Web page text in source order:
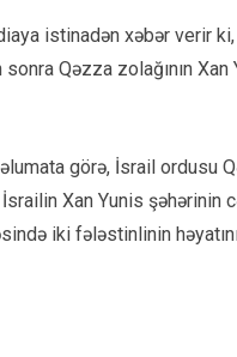
istinadən xəbər verir
sonra Qəzza zolağının
görə, İsrail ordusu
Xan Yunis şəhərinin
iki fələstinlinin